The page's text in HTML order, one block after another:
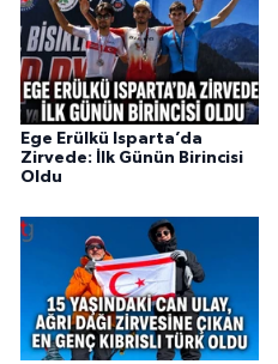
Ege Erülkü Isparta’da
Zirvede: İlk Günün Birincisi
Oldu